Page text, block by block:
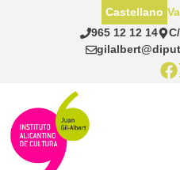
965 12 12 14
Castellano